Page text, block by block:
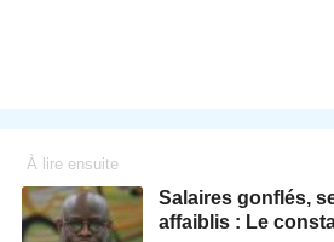
À lire ensuite
Salaires gonflés,
affaiblis : Le